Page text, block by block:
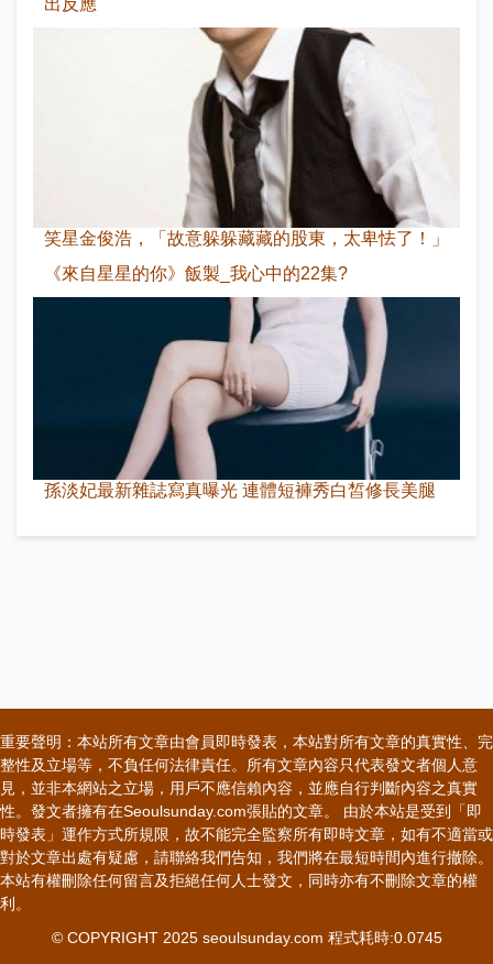
笑星金俊浩，「故意躲躲藏藏的股東，太卑怯了！」
《來自星星的你》飯製_我心中的22集?
孫淡妃最新雜誌寫真曝光 連體短褲秀白皙修長美腿
重要聲明：本站所有文章由會員即時發表，本站對所有文章的真實性、完
整性及立場等，不負任何法律責任。所有文章內容只代表發文者個人意
見，並非本網站之立場，用戶不應信賴內容，並應自行判斷內容之真實
性。發文者擁有在Seoulsunday.com張貼的文章。 由於本站是受到「即
時發表」運作方式所規限，故不能完全監察所有即時文章，如有不適當或
對於文章出處有疑慮，請聯絡我們告知，我們將在最短時間內進行撤除。
本站有權刪除任何留言及拒絕任何人士發文，同時亦有不刪除文章的權
利。
© COPYRIGHT 2025 seoulsunday.com 程式耗時:0.0745